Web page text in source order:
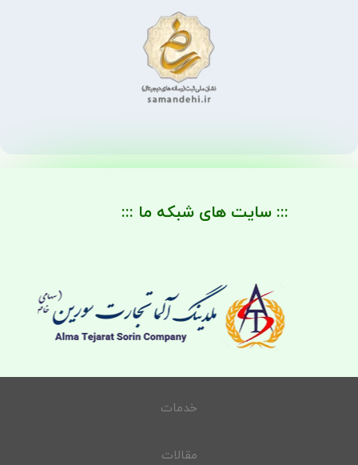
::: سایت های شبکه ما :::
خدمات
مقالات